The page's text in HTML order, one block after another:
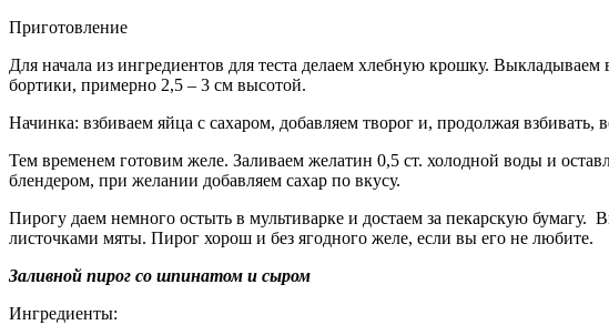
Приготовление
Для начала из ингредиентов для теста делаем хлебную крошку.
бортики, примерно 2,5 – 3 см высотой.
Начинка: взбиваем яйца с сахаром, добавляем творог и, продолжая
Тем временем готовим желе. Заливаем желатин 0,5 ст. холодной воды и
блендером, при желании добавляем сахар по вкусу.
Пирогу даем немного остыть в мультиварке и достаем за пекарскую
листочками мяты. Пирог хорош и без ягодного желе, если вы его не любите.
Заливной пирог со шпинатом и сыром
Ингредиенты: